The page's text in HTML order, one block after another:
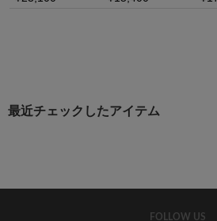
最近チェックしたアイテム
FOLLOW US